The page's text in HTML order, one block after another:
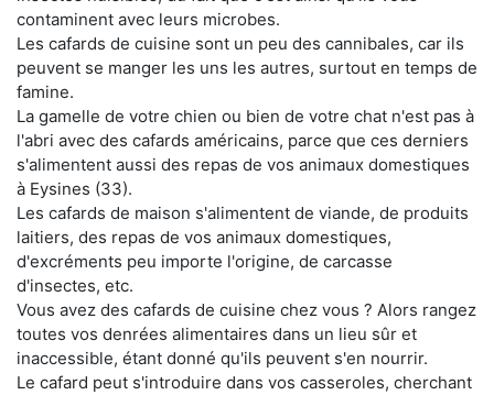
contaminent avec leurs microbes.
Les cafards de cuisine sont un peu des cannibales, car ils
peuvent se manger les uns les autres, surtout en temps de
famine.
La gamelle de votre chien ou bien de votre chat n'est pas à
l'abri avec des cafards américains, parce que ces derniers
s'alimentent aussi des repas de vos animaux domestiques
à Eysines (33).
Les cafards de maison s'alimentent de viande, de produits
laitiers, des repas de vos animaux domestiques,
d'excréments peu importe l'origine, de carcasse
d'insectes, etc.
Vous avez des cafards de cuisine chez vous ? Alors rangez
toutes vos denrées alimentaires dans un lieu sûr et
inaccessible, étant donné qu'ils peuvent s'en nourrir.
Le cafard peut s'introduire dans vos casseroles, cherchant